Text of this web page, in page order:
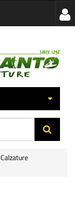
di
Calzature